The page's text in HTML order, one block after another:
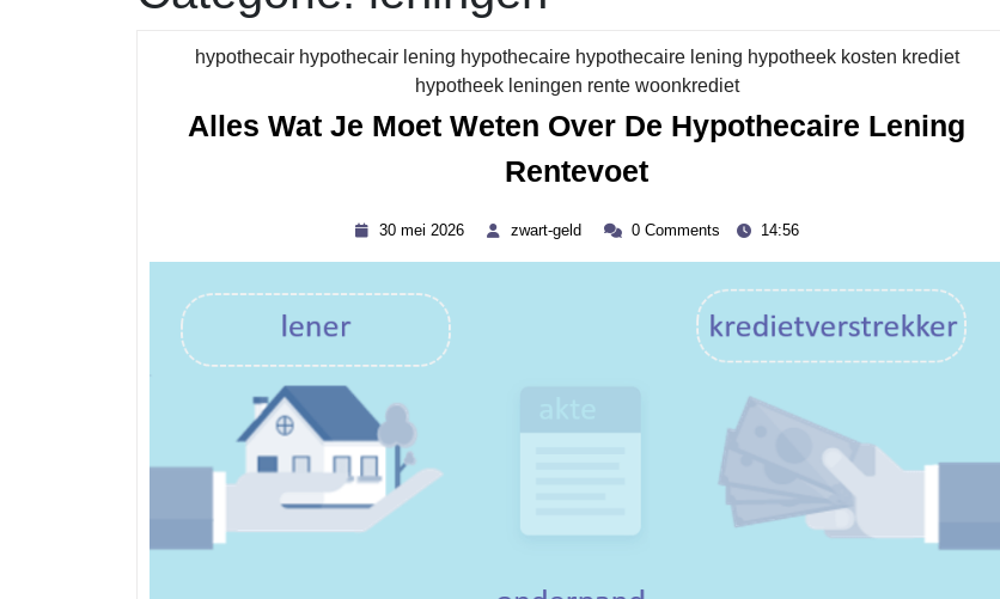
hypothecair hypothecair lening hypothecaire hypothecaire lening hypotheek kosten krediet
hypotheek leningen rente woonkredietCategory
Alles Wat Je Moet Weten Over De Hypothecaire Lening
RentevoetAlles
Je
Moet
Weten
Over
Hypothecaire
Lening
Rentevoet
30 mei 2026 zwart-geld
zwart- 0 Comments 14:56